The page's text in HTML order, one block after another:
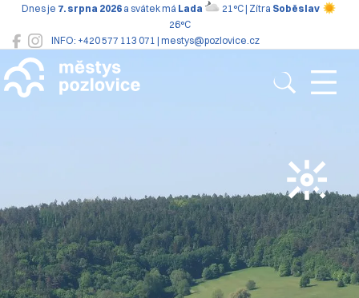
INFO: +420 577 113 071 | mestys@pozlovice.cz
Dnes je 7. srpna 2026 a svátek má Lada 21°C | Zítra Soběslav
26°C
Pozlovice